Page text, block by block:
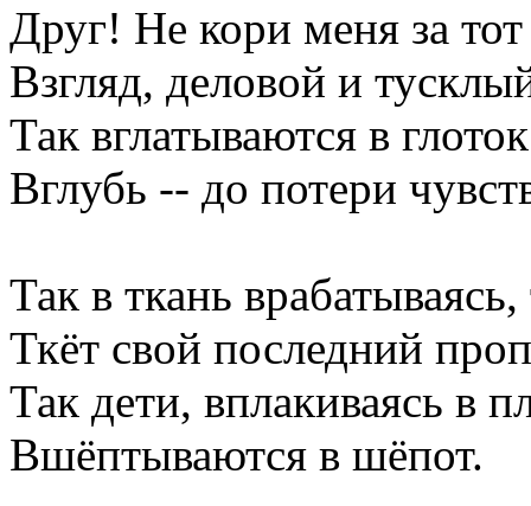
Друг! Не кори меня за тот
Взгляд, деловой и
Так вглатываются в
Вглубь -- до потери
Так в ткань врабатываясь,
Ткёт свой последний
Так дети, вплакиваясь в
Вшёптываются в шёпот.